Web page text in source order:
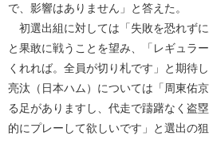
で、影響はありません」と答えた。
初選出組に対しては「失敗を恐れずに
と果敢に戦うことを望み、「レギュラ
くれれば。全員が切り札です」と期待
亮汰（日本ハム）については「周東佑
る足がありますし、代走で躊躇なく盗
的にプレーして欲しいです」と選出の